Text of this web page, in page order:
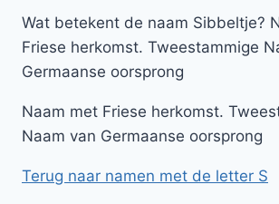
Wat betekent de naam Sibbeltje?
Friese herkomst. Tweestammige
Germaanse oorsprong
Naam met Friese herkomst.
Naam van Germaanse oorsprong
Terug naar namen met de letter S